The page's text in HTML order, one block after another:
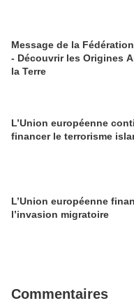
Message de la
- Découvrir les Origines
la Terre
L’Union européenne
financer le terrorisme
L’Union européenne
l’invasion migratoire
Commentaires